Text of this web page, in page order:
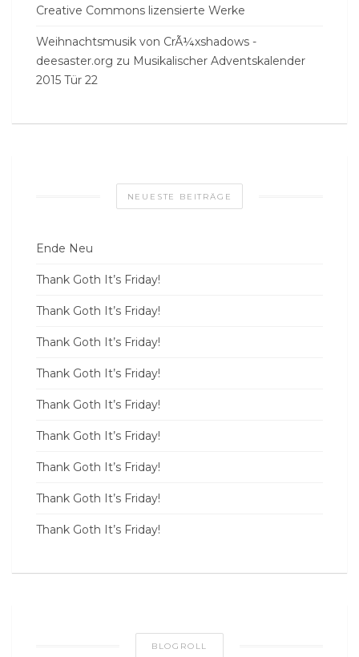
Creative Commons lizensierte Werke
Weihnachtsmusik von CrÃ¼xshadows -
deesaster.org zu Musikalischer Adventskalender
2015 Tür 22
NEUESTE BEITRÄGE
Ende Neu
Thank Goth It’s Friday!
Thank Goth It’s Friday!
Thank Goth It’s Friday!
Thank Goth It’s Friday!
Thank Goth It’s Friday!
Thank Goth It’s Friday!
Thank Goth It’s Friday!
Thank Goth It’s Friday!
Thank Goth It’s Friday!
BLOGROLL